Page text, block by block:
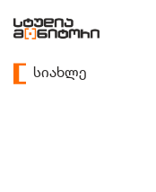
სიახლე